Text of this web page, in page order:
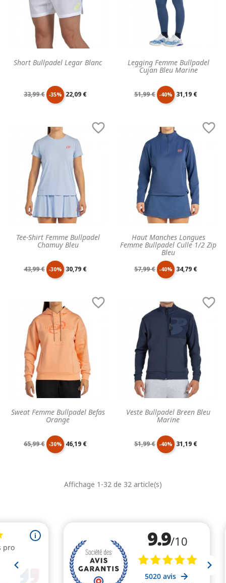
Short Bullpadel Legar Blanc
Prix
base
33,99 € -35% Prix
22,09 €
Legging Femme Bullpadel
Cujan Bleu Marine
Prix
base
51,99 € -40% Prix
31,19 €
Tee-Shirt Femme Bullpadel
Chamuy Bleu

Prix
base
43,99 € -30% Prix
30,79 €
Haut Manches Longues
Femme Bullpadel Culle 1/2 Zip
Bleu

Prix
base
57,99 € -40% Prix
34,79 €
Sweat Femme Bullpadel Befas
Orange

Prix
65,99 € -30% Prix
46,19 €
Veste Bullpadel Breen Bleu
Marine

Prix
51,99 € -40% Prix
31,19 €
Affichage 1-32 de 32 article(s)